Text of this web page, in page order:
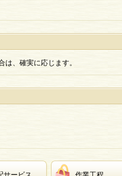
、確実に応じます。